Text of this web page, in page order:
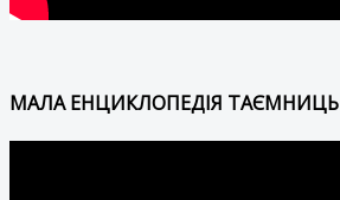
МАЛА ЕНЦИКЛОПЕДІЯ ТАЄМНИЦЬ